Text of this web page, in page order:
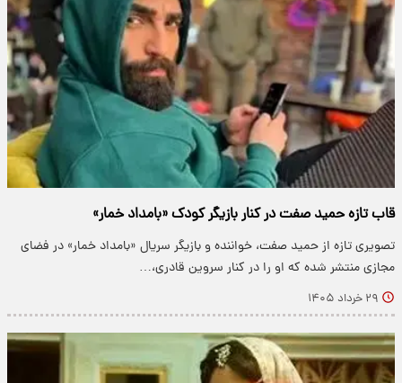
قاب تازه حمید صفت در کنار بازیگر کودک «بامداد خمار»
تصویری تازه از حمید صفت، خواننده و بازیگر سریال «بامداد خمار» در فضای
مجازی منتشر شده که او را در کنار سروین قادری،…
۲۹ خرداد ۱۴۰۵